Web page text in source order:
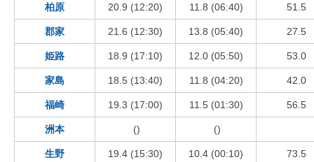
柏原 20.9 (12:20) 11.8 (06:40) 51.5
郡家 21.6 (12:30) 13.8 (05:40) 27.5
姫路 18.9 (17:10) 12.0 (05:50) 53.0
家島 18.5 (13:40) 11.8 (04:20) 42.0
福崎 19.3 (17:00) 11.5 (01:30) 56.5
洲本 () ()
生野 19.4 (15:30) 10.4 (00:10) 73.5